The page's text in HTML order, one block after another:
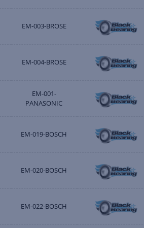
EM-003-BROSE
EM-004-BROSE
EM-001-
PANASONIC
EM-019-BOSCH
EM-020-BOSCH
EM-022-BOSCH